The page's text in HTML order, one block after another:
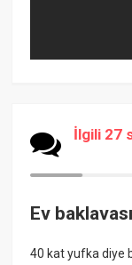
İlgili 27
Ev
40 kat yufka diye